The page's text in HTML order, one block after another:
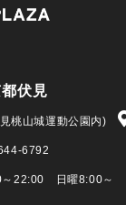
伏見
桃山城運動公園内)
6792
22:00 日曜8:00～